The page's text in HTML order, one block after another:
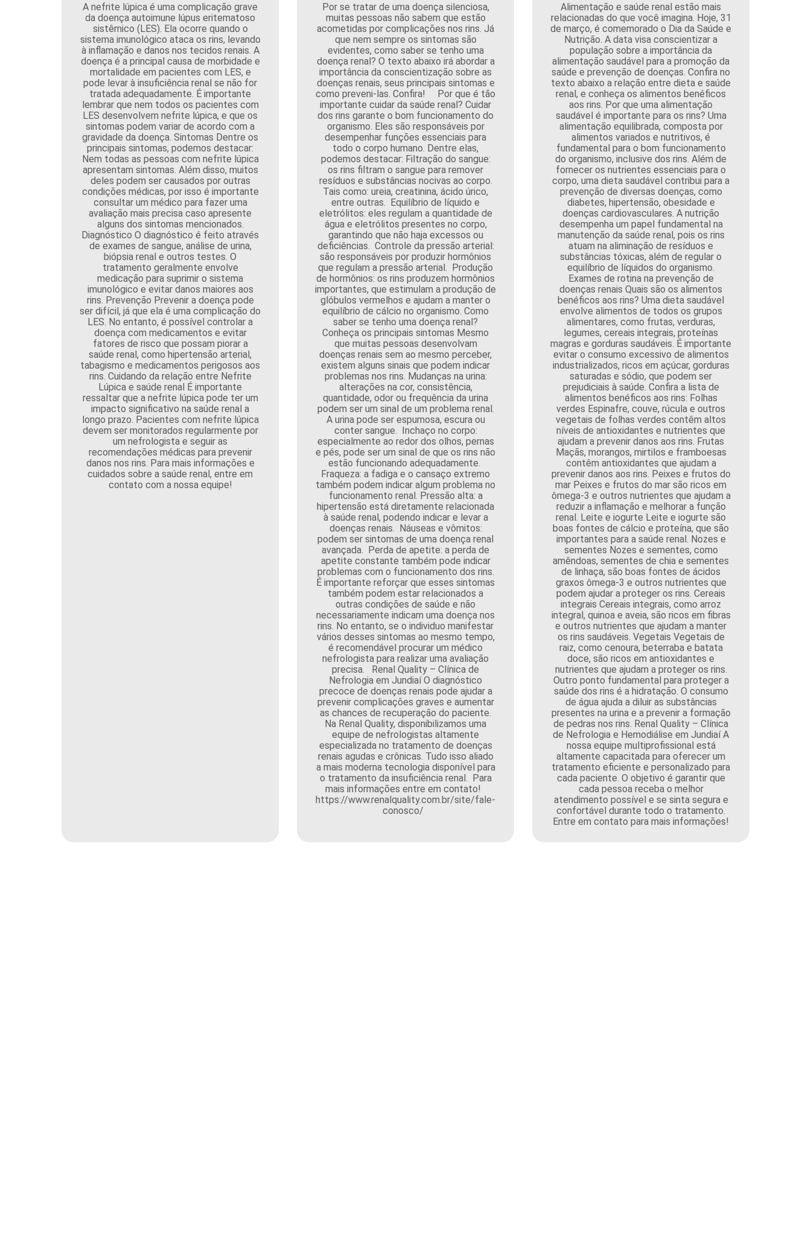
A nefrite lúpica é uma complicação grave
da doença autoimune lúpus eritematoso
sistêmico (LES). Ela ocorre quando o
sistema imunológico ataca os rins, levando
à inflamação e danos nos tecidos renais. A
doença é a principal causa de morbidade e
mortalidade em pacientes com LES, e
pode levar à insuficiência renal se não for
tratada adequadamente. É importante
lembrar que nem todos os pacientes com
LES desenvolvem nefrite lúpica, e que os
sintomas podem variar de acordo com a
gravidade da doença. Sintomas Dentre os
principais sintomas, podemos destacar:
Nem todas as pessoas com nefrite lúpica
apresentam sintomas. Além disso, muitos
deles podem ser causados por outras
condições médicas, por isso é importante
consultar um médico para fazer uma
avaliação mais precisa caso apresente
alguns dos sintomas mencionados.
Diagnóstico O diagnóstico é feito através
de exames de sangue, análise de urina,
biópsia renal e outros testes. O
tratamento geralmente envolve
medicação para suprimir o sistema
imunológico e evitar danos maiores aos
rins. Prevenção Prevenir a doença pode
ser difícil, já que ela é uma complicação do
LES. No entanto, é possível controlar a
doença com medicamentos e evitar
fatores de risco que possam piorar a
saúde renal, como hipertensão arterial,
tabagismo e medicamentos perigosos aos
rins. Cuidando da relação entre Nefrite
Lúpica e saúde renal É importante
ressaltar que a nefrite lúpica pode ter um
impacto significativo na saúde renal a
longo prazo. Pacientes com nefrite lúpica
devem ser monitorados regularmente por
um nefrologista e seguir as
recomendações médicas para prevenir
danos nos rins. Para mais informações e
cuidados sobre a saúde renal, entre em
contato com a nossa equipe!
Por se tratar de uma doença silenciosa,
muitas pessoas não sabem que estão
acometidas por complicações nos rins. Já
que nem sempre os sintomas são
evidentes, como saber se tenho uma
doença renal? O texto abaixo irá abordar a
importância da conscientização sobre as
doenças renais, seus principais sintomas e
como preveni-las. Confira! Por que é tão
importante cuidar da saúde renal? Cuidar
dos rins garante o bom funcionamento do
organismo. Eles são responsáveis por
desempenhar funções essenciais para
todo o corpo humano. Dentre elas,
podemos destacar: Filtração do sangue:
os rins filtram o sangue para remover
resíduos e substâncias nocivas ao corpo.
Tais como: ureia, creatinina, ácido úrico,
entre outras. Equilíbrio de líquido e
eletrólitos: eles regulam a quantidade de
água e eletrólitos presentes no corpo,
garantindo que não haja excessos ou
deficiências. Controle da pressão arterial:
são responsáveis por produzir hormônios
que regulam a pressão arterial. Produção
de hormônios: os rins produzem hormônios
importantes, que estimulam a produção de
glóbulos vermelhos e ajudam a manter o
equilíbrio de cálcio no organismo. Como
saber se tenho uma doença renal?
Conheça os principais sintomas Mesmo
que muitas pessoas desenvolvam
doenças renais sem ao mesmo perceber,
existem alguns sinais que podem indicar
problemas nos rins. Mudanças na urina:
alterações na cor, consistência,
quantidade, odor ou frequência da urina
podem ser um sinal de um problema renal.
A urina pode ser espumosa, escura ou
conter sangue. Inchaço no corpo:
especialmente ao redor dos olhos, pernas
e pés, pode ser um sinal de que os rins não
estão funcionando adequadamente.
Fraqueza: a fadiga e o cansaço extremo
também podem indicar algum problema no
funcionamento renal. Pressão alta: a
hipertensão está diretamente relacionada
à saúde renal, podendo indicar e levar a
doenças renais. Náuseas e vômitos:
podem ser sintomas de uma doença renal
avançada. Perda de apetite: a perda de
apetite constante também pode indicar
problemas com o funcionamento dos rins.
É importante reforçar que esses sintomas
também podem estar relacionados a
outras condições de saúde e não
necessariamente indicam uma doença nos
rins. No entanto, se o individuo manifestar
vários desses sintomas ao mesmo tempo,
é recomendável procurar um médico
nefrologista para realizar uma avaliação
precisa. Renal Quality – Clínica de
Nefrologia em Jundiaí O diagnóstico
precoce de doenças renais pode ajudar a
prevenir complicações graves e aumentar
as chances de recuperação do paciente.
Na Renal Quality, disponibilizamos uma
equipe de nefrologistas altamente
especializada no tratamento de doenças
renais agudas e crônicas. Tudo isso aliado
a mais moderna tecnologia disponível para
o tratamento da insuficiência renal. Para
mais informações entre em contato!
https://www.renalquality.com.br/site/fale-
conosco/
Alimentação e saúde renal estão mais
relacionadas do que você imagina. Hoje, 31
de março, é comemorado o Dia da Saúde e
Nutrição. A data visa conscientizar a
população sobre a importância da
alimentação saudável para a promoção da
saúde e prevenção de doenças. Confira no
texto abaixo a relação entre dieta e saúde
renal, e conheça os alimentos benéficos
aos rins. Por que uma alimentação
saudável é importante para os rins? Uma
alimentação equilibrada, composta por
alimentos variados e nutritivos, é
fundamental para o bom funcionamento
do organismo, inclusive dos rins. Além de
fornecer os nutrientes essenciais para o
corpo, uma dieta saudável contribui para a
prevenção de diversas doenças, como
diabetes, hipertensão, obesidade e
doenças cardiovasculares. A nutrição
desempenha um papel fundamental na
manutenção da saúde renal, pois os rins
atuam na aliminação de resíduos e
substâncias tóxicas, além de regular o
equilíbrio de líquidos do organismo.
Exames de rotina na prevenção de
doenças renais Quais são os alimentos
benéficos aos rins? Uma dieta saudável
envolve alimentos de todos os grupos
alimentares, como frutas, verduras,
legumes, cereais integrais, proteínas
magras e gorduras saudáveis. É importante
evitar o consumo excessivo de alimentos
industrializados, ricos em açúcar, gorduras
saturadas e sódio, que podem ser
prejudiciais à saúde. Confira a lista de
alimentos benéficos aos rins: Folhas
verdes Espinafre, couve, rúcula e outros
vegetais de folhas verdes contêm altos
níveis de antioxidantes e nutrientes que
ajudam a prevenir danos aos rins. Frutas
Maçãs, morangos, mirtilos e framboesas
contêm antioxidantes que ajudam a
prevenir danos aos rins. Peixes e frutos do
mar Peixes e frutos do mar são ricos em
ômega-3 e outros nutrientes que ajudam a
reduzir a inflamação e melhorar a função
renal. Leite e iogurte Leite e iogurte são
boas fontes de cálcio e proteína, que são
importantes para a saúde renal. Nozes e
sementes Nozes e sementes, como
amêndoas, sementes de chia e sementes
de linhaça, são boas fontes de ácidos
graxos ômega-3 e outros nutrientes que
podem ajudar a proteger os rins. Cereais
integrais Cereais integrais, como arroz
integral, quinoa e aveia, são ricos em fibras
e outros nutrientes que ajudam a manter
os rins saudáveis. Vegetais Vegetais de
raiz, como cenoura, beterraba e batata
doce, são ricos em antioxidantes e
nutrientes que ajudam a proteger os rins.
Outro ponto fundamental para proteger a
saúde dos rins é a hidratação. O consumo
de água ajuda a diluir as substâncias
presentes na urina e a prevenir a formação
de pedras nos rins. Renal Quality – Clínica
de Nefrologia e Hemodiálise em Jundiaí A
nossa equipe multiprofissional está
altamente capacitada para oferecer um
tratamento eficiente e personalizado para
cada paciente. O objetivo é garantir que
cada pessoa receba o melhor
atendimento possível e se sinta segura e
confortável durante todo o tratamento.
Entre em contato para mais informações!